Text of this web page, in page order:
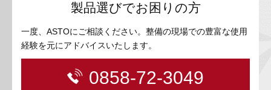
製品選びでお困りの方
一度、ASTOにご相談ください。整備の現場での豊富な使用
経験を元にアドバイスいたします。
0858-72-3049